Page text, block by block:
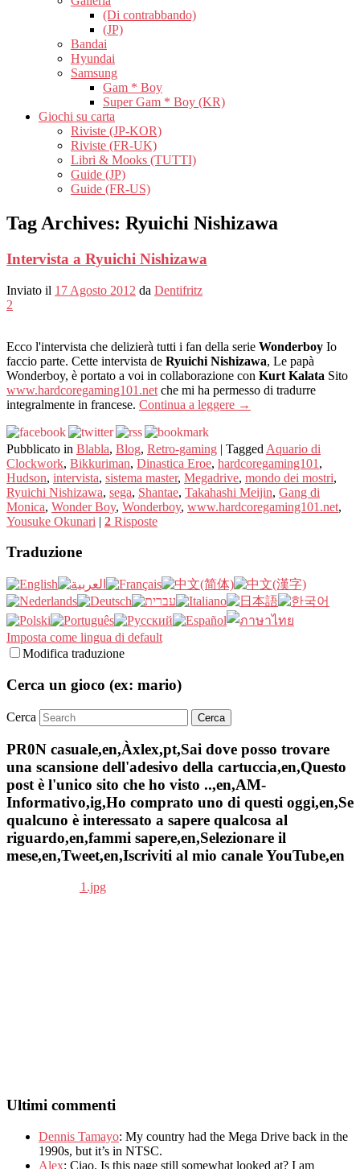
(Di contrabbando)
(JP)
Bandai
Hyundai
Samsung
Gam * Boy
Super Gam * Boy (KR)
Giochi su carta
Riviste (JP-KOR)
Riviste (FR-UK)
Libri & Mooks (TUTTI)
Guide (JP)
Guide (FR-US)
Tag Archives: Ryuichi Nishizawa
Intervista a Ryuichi Nishizawa
Inviato il 17 Agosto 2012 da Dentifritz
2
Ecco l'intervista che delizierà tutti i fan della serie Wonderboy Io
faccio parte. Cette intervista de Ryuichi Nishizawa, Le papà
Wonderboy, è portato a voi in collaborazione con Kurt Kalata Sito
www.hardcoregaming101.net che mi ha permesso di tradurre
integralmente in francese. Continua a leggere →
Pubblicato in Blabla, Blog, Retro-gaming | Tagged Aquario di
Clockwork, Bikkuriman, Dinastica Eroe, hardcoregaming101 ,
Hudson, intervista, sistema master, Megadrive, mondo dei mostri,
Ryuichi Nishizawa, sega, Shantae, Takahashi Meijin, Gang di
Monica, Wonder Boy, Wonderboy, www.hardcoregaming101.net,
Yousuke Okunari | 2 Risposte
Traduzione
Imposta come lingua di default
Modifica traduzione
Cerca un gioco (ex: mario)
Cerca
PR0N casuale,en,Àxlex,pt,Sai dove posso trovare
una scansione dell'adesivo della cartuccia,en,Questo
post è l'unico sito che ho visto ..,en,AM-
Informativo,ig,Ho comprato uno di questi oggi,en,Se
qualcuno è interessato a sapere qualcosa al
riguardo,en,fammi sapere,en,Selezionare il
mese,en,Tweet,en,Iscriviti al mio canale YouTube,en
Ultimi commenti
Dennis Tamayo: My country had the Mega Drive back in the
1990s, but it’s in NTSC.
Alex: Ciao. Is this page still somewhat looked at? I am